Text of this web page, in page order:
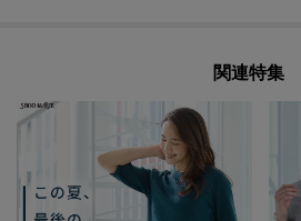
関連特集